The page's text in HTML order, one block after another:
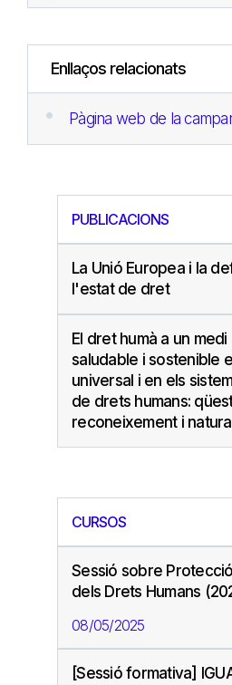
Enllaços relacionats
Pàgina web de la
PUBLICACIONS
La Unió Europea i la
l'estat de dret
El dret humà a un medi
saludable i sostenible
universal i en els
de drets humans:
reconeixement i
CURSOS
Sessió sobre
dels Drets Humans
08/05/2025
[Sessió formativa]